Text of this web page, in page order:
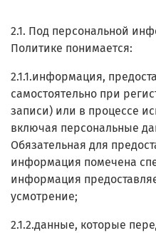
2.1. Под персональной
Политике понимается:
2.1.1.информация,
самостоятельно при
записи) или в процессе
включая персональные
Обязательная для
информация помечена
информация
усмотрение;
2.1.2.данные, которые